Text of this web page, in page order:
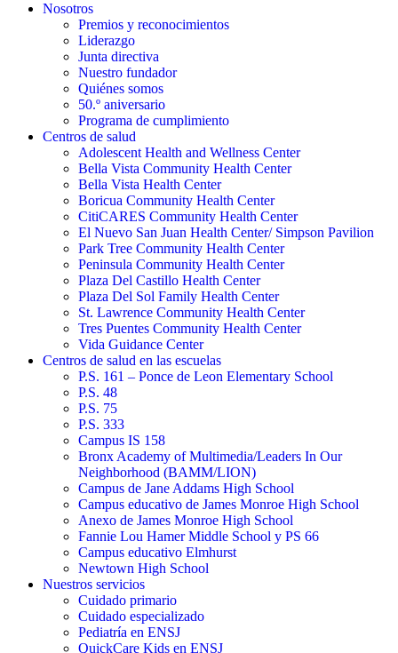
Nosotros
Premios y reconocimientos
Liderazgo
Junta directiva
Nuestro fundador
Quiénes somos
50.º aniversario
Programa de cumplimiento
Centros de salud
Adolescent Health and Wellness Center
Bella Vista Community Health Center
Bella Vista Health Center
Boricua Community Health Center
CitiCARES Community Health Center
El Nuevo San Juan Health Center/ Simpson Pavilion
Park Tree Community Health Center
Peninsula Community Health Center
Plaza Del Castillo Health Center
Plaza Del Sol Family Health Center
St. Lawrence Community Health Center
Tres Puentes Community Health Center
Vida Guidance Center
Centros de salud en las escuelas
P.S. 161 – Ponce de Leon Elementary School
P.S. 48
P.S. 75
P.S. 333
Campus IS 158
Bronx Academy of Multimedia/Leaders In Our
Neighborhood (BAMM/LION)
Campus de Jane Addams High School
Campus educativo de James Monroe High School
Anexo de James Monroe High School
Fannie Lou Hamer Middle School y PS 66
Campus educativo Elmhurst
Newtown High School
Nuestros servicios
Cuidado primario
Cuidado especializado
Pediatría en ENSJ
QuickCare Kids en ENSJ